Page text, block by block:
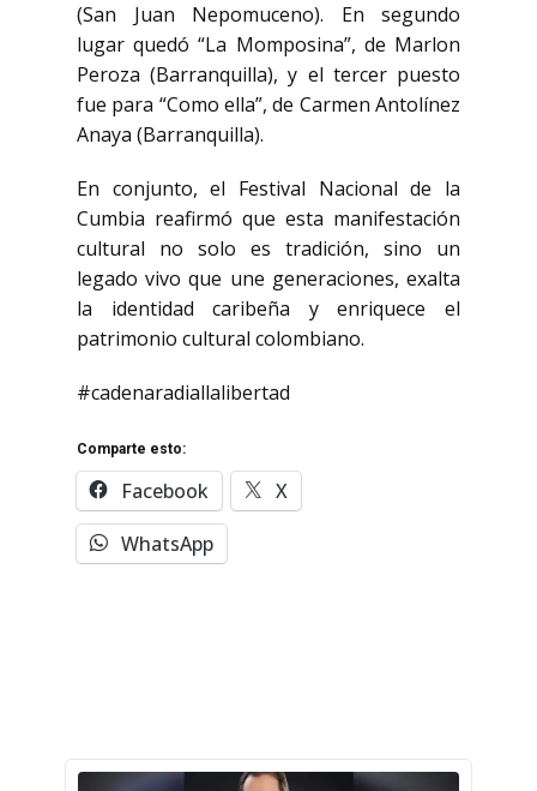
(San Juan Nepomuceno). En segundo
lugar quedó “La Momposina”, de Marlon
Peroza (Barranquilla), y el tercer puesto
fue para “Como ella”, de Carmen Antolínez
Anaya (Barranquilla).
En conjunto, el Festival Nacional de la
Cumbia reafirmó que esta manifestación
cultural no solo es tradición, sino un
legado vivo que une generaciones, exalta
la identidad caribeña y enriquece el
patrimonio cultural colombiano.
#cadenaradiallalibertad
Comparte esto:
Facebook
X
WhatsApp